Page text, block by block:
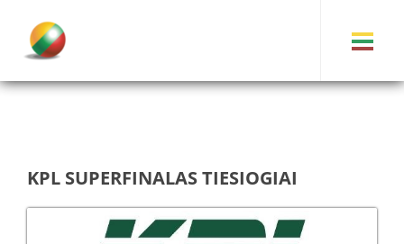
KPL SUPERFINALAS TIESIOGIAI